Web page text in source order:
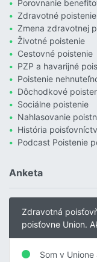
Porovnanie
Zdravotné
Zmena zdravotnej
Životné poistenie
Cestovné poistenie
PZP a havarijné
Poistenie
Dôchodkové
Sociálne poistenie
Nahlasovanie
História
Podcast Poistenie
Anketa
Zdravotná
poisťovne Union.
Som v